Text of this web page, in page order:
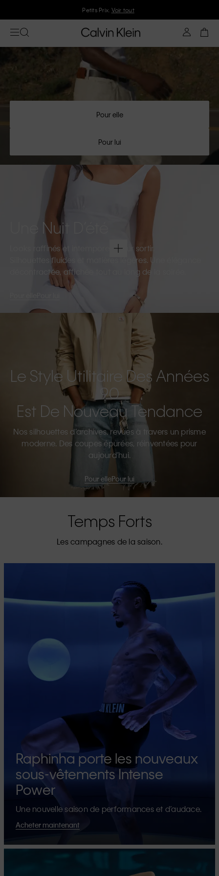
Rejoignez Calvin Klein et profitez de 10 % de réduction
Pour elle
Pour lui
Une Nuit D’été
Looks raffinés et intemporels pour sortir.
Silhouettes fluides et matières légères. Une élégance
décontractée, affichée tout au long de la soirée.
Le Style Utilitaire Des Années
90
Est De Nouveau Tendance
Nos silhouettes d’archives, revues à travers un prisme
moderne. Des coupes épurées, réinventées pour
aujourd’hui.
Pour ellePour lui
Temps Forts
Les campagnes de la saison.
Raphinha porte les nouveaux
sous-vêtements Intense
Power
Une nouvelle saison de performances et d’audace.
Acheter maintenant